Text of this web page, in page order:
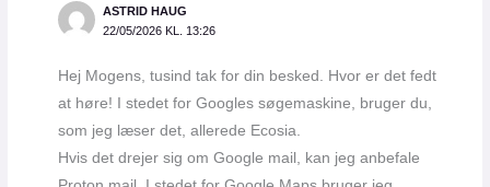
ASTRID HAUG
22/05/2026 KL. 13:26
Hej Mogens, tusind tak for din besked. Hvor er det fedt
at høre! I stedet for Googles søgemaskine, bruger du,
som jeg læser det, allerede Ecosia.
Hvis det drejer sig om Google mail, kan jeg anbefale